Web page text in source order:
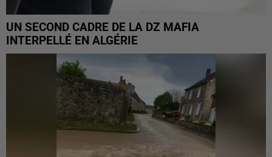
UN SECOND CADRE DE LA DZ MAFIA
INTERPELLÉ EN ALGÉRIE